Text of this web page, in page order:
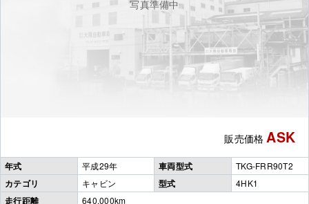
写真準備中
販売価格 ASK
年式 平成29年 車両型式 TKG-FRR90T2
カテゴリ キャビン 型式 4HK1
走行距離 640,000km